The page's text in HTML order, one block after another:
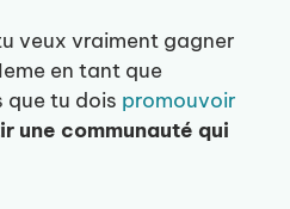
veux vraiment gagner
en tant que
que tu dois promouvoir
une communauté qui